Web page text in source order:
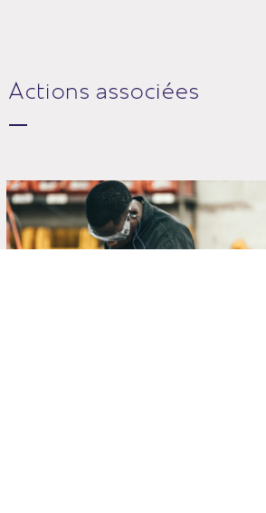
Actions associées